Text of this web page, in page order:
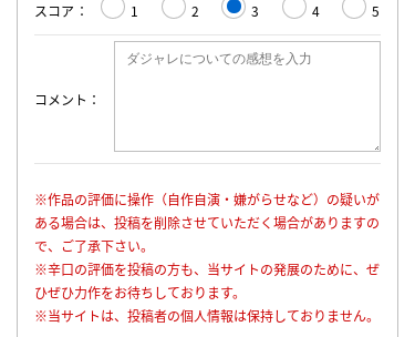
スコア 1 2 3 4 5
コメント
※作品の評価に操作（自作自演・嫌がらせなど）の疑いが
ある場合は、投稿を削除させていただく場合がありますの
で、ご了承下さい。
※辛口の評価を投稿の方も、当サイトの発展のために、ぜ
ひぜひ力作をお待ちしております。
※当サイトは、投稿者の個人情報は保持しておりません。